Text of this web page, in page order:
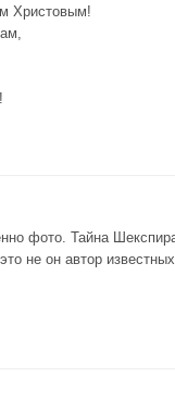
Христовым!
фото. Тайна
не он автор